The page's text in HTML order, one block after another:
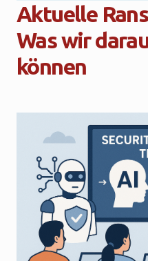
Aktuelle
Was wir
können